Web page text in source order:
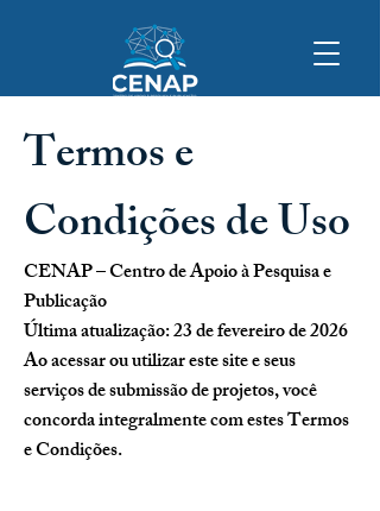
Termos e
Condições de Uso
CENAP – Centro de Apoio à Pesquisa e
Publicação
Última atualização: 23 de fevereiro de 2026
Ao acessar ou utilizar este site e seus
serviços de submissão de projetos, você
concorda integralmente com estes Termos
e Condições.